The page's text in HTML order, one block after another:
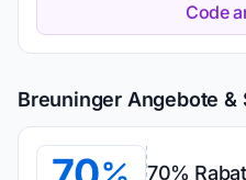
Code
Breuninger Angebote &
70%